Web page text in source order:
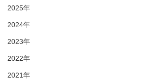
2025年
2024年
2023年
2022年
2021年